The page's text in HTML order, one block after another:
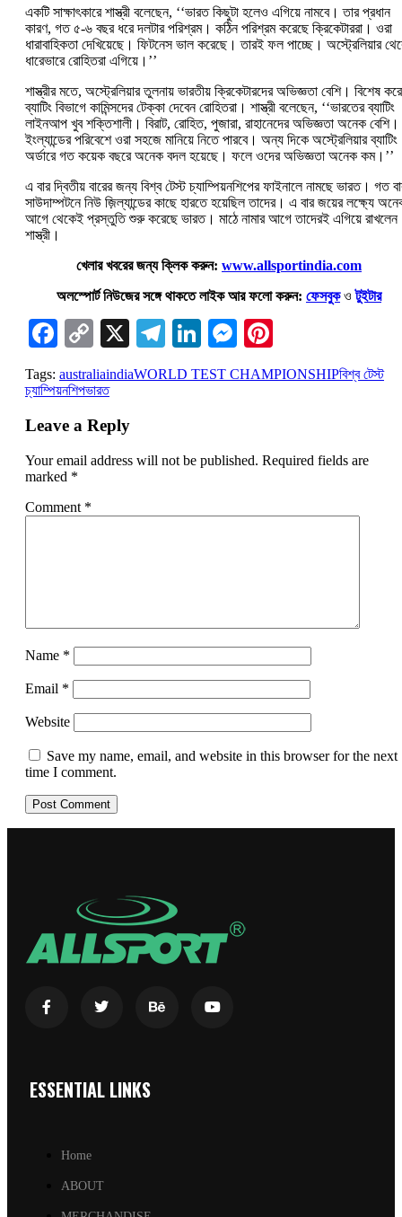
একটি সাক্ষাৎকারে শাস্ত্রী বলেছেন, ‘‘ভারত কিছুটা হলেও এগিয়ে নামবে। তার প্রধান
কারণ, গত ৫-৬ বছর ধরে দলটার পরিশ্রম। কঠিন পরিশ্রম করেছে ক্রিকেটাররা। ওরা
ধারাবাহিকতা দেখিয়েছে। ফিটনেস ভাল করেছে। তারই ফল পাচ্ছে। অস্ট্রেলিয়ার
ধারেভারে রোহিতরা এগিয়ে।’’
শাস্ত্রীর মতে, অস্ট্রেলিয়ার তুলনায় ভারতীয় ক্রিকেটারদের অভিজ্ঞতা বেশি। বিশেষ করে
ব্যাটিং বিভাগে কামিন্সদের টেক্কা দেবেন রোহিতরা। শাস্ত্রী বলেছেন, ‘‘ভারতের ব্যাটিং
লাইনআপ খুব শক্তিশালী। বিরাট, রোহিত, পুজারা, রাহানেদের অভিজ্ঞতা অনেক বেশি।
ইংল্যান্ডের পরিবেশে ওরা সহজে মানিয়ে নিতে পারবে। অন্য দিকে অস্ট্রেলিয়ার ব্যাটিং
অর্ডারে গত কয়েক বছরে অনেক বদল হয়েছে। ফলে ওদের অভিজ্ঞতা অনেক কম।’’
এ বার দ্বিতীয় বারের জন্য বিশ্ব টেস্ট চ্যাম্পিয়নশিপের ফাইনালে নামছে ভারত। গত
সাউদাম্পটনে নিউ জ়িল্যান্ডের কাছে হারতে হয়েছিল তাদের। এ বার জয়ের লক্ষ্যে
আগে থেকেই প্রস্তুতি শুরু করেছে ভারত। মাঠে নামার আগে তাদেরই এগিয়ে রাখলেন
শাস্ত্রী।
খেলার খবরের জন্য ক্লিক করুন: www.allsportindia.com
অলস্পোর্ট নিউজের সঙ্গে থাকতে লাইক আর ফলো করুন: ফেসবুকওটুইটার
Facebook
Copy
Link
X Telegram
LinkedIn
Messenger
Tags: australiaindiaWORLD TEST CHAMPIONSHIPবিশ্ব টেস্ট
চ্যাম্পিয়নশিপভারত
Leave a Reply
Your email address will not be published. Required fields are
marked *
Comment *
Name *
Email *
Website
Save my name, email, and website in this browser for the next
time I comment.
ESSENTIAL LINKS
Home
ABOUT